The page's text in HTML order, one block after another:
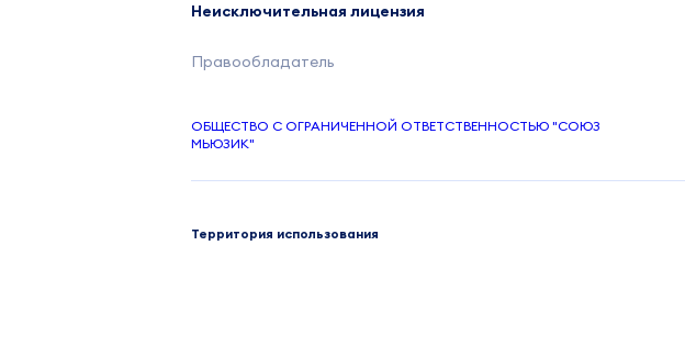
Неисключительная лицензия
Правообладатель
ОБЩЕСТВО С ОГРАНИЧЕННОЙ ОТВЕТСТВЕННОСТЬЮ "СОЮЗ
МЬЮЗИК"
Территория использования